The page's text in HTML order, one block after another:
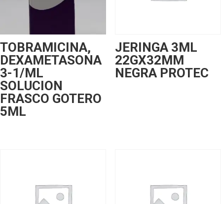
TOBRAMICINA,
DEXAMETASONA
3-1/ML
SOLUCION
FRASCO GOTERO
5ML
JERINGA 3ML
22GX32MM
NEGRA PROTEC